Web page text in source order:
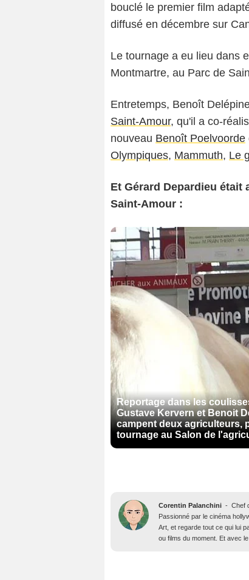
bouclé le premier film
diffusé en décembre sur
Le tournage a eu lieu dans
Montmartre, au Parc de
Entretemps, Benoît
Saint-Amour, qu'il a co-
nouveau Benoît Poelvoorde
Olympiques, Mammuth, Le
Et Gérard Depardieu était
Saint-Amour :
Reportage dans les
Gustave Kervern et Benoit
campent deux agriculteurs,
tournage au Salon de
Corentin Palanchini - Chef
Passionné par le cinéma
Art, et regarde tout ce qui lui
ou films du moment. Et avec